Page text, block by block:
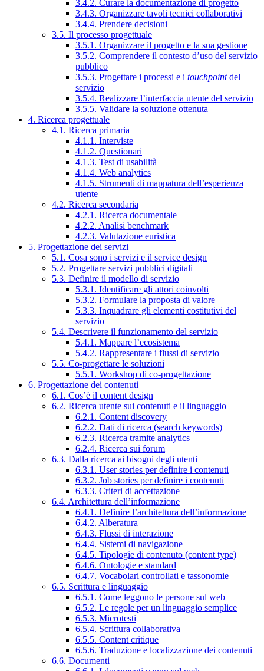
3.4.2. Curare la documentazione di progetto
3.4.3. Organizzare tavoli tecnici collaborativi
3.4.4. Prendere decisioni
3.5. Il processo progettuale
3.5.1. Organizzare il progetto e la sua gestione
3.5.2. Comprendere il contesto d’uso del servizio
pubblico
3.5.3. Progettare i processi e i touchpointdel
servizio
3.5.4. Realizzare l’interfaccia utente del servizio
3.5.5. Validare la soluzione ottenuta
4. Ricerca progettuale
4.1. Ricerca primaria
4.1.1. Interviste
4.1.2. Questionari
4.1.3. Test di usabilità
4.1.4. Web analytics
4.1.5. Strumenti di mappatura dell’esperienza
utente
4.2. Ricerca secondaria
4.2.1. Ricerca documentale
4.2.2. Analisi benchmark
4.2.3. Valutazione euristica
5. Progettazione dei servizi
5.1. Cosa sono i servizi e il service design
5.2. Progettare servizi pubblici digitali
5.3. Definire il modello di servizio
5.3.1. Identificare gli attori coinvolti
5.3.2. Formulare la proposta di valore
5.3.3. Inquadrare gli elementi costitutivi del
servizio
5.4. Descrivere il funzionamento del servizio
5.4.1. Mappare l’ecosistema
5.4.2. Rappresentare i flussi di servizio
5.5. Co-progettare le soluzioni
5.5.1. Workshop di co-progettazione
6. Progettazione dei contenuti
6.1. Cos’è il content design
6.2. Ricerca utente sui contenuti e il linguaggio
6.2.1. Content discovery
6.2.2. Dati di ricerca (search keywords)
6.2.3. Ricerca tramite analytics
6.2.4. Ricerca sui forum
6.3. Dalla ricerca ai bisogni degli utenti
6.3.1. User stories per definire i contenuti
6.3.2. Job stories per definire i contenuti
6.3.3. Criteri di accettazione
6.4. Architettura dell’informazione
6.4.1. Definire l’architettura dell’informazione
6.4.2. Alberatura
6.4.3. Flussi di interazione
6.4.4. Sistemi di navigazione
6.4.5. Tipologie di contenuto (content type)
6.4.6. Ontologie e standard
6.4.7. Vocabolari controllati e tassonomie
6.5. Scrittura e linguaggio
6.5.1. Come leggono le persone sul web
6.5.2. Le regole per un linguaggio semplice
6.5.3. Microtesti
6.5.4. Scrittura collaborativa
6.5.5. Content critique
6.5.6. Traduzione e localizzazione dei contenuti
6.6. Documenti